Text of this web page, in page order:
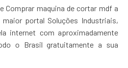
Comprar maquina de cortar mdf a
portal Soluções Industriais,
internet com aproximadamente
o Brasil gratuitamente a sua